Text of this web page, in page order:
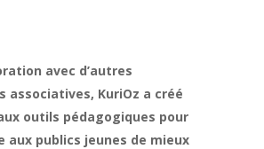
avec d’autres
associatives, KuriOz a créé
outils pédagogiques pour
aux publics jeunes de mieux